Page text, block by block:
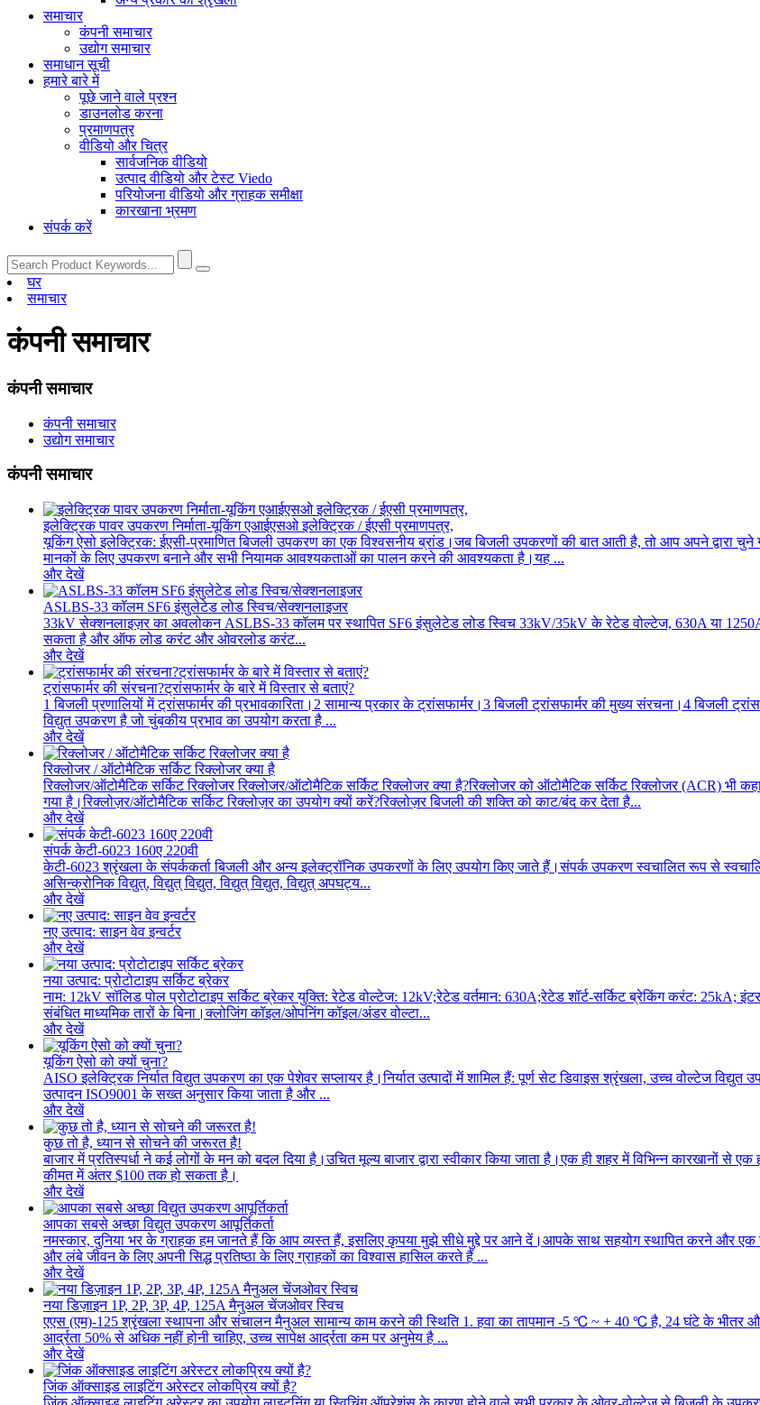
समाचार
कंपनी समाचार
उद्योग समाचार
समाधान सूची
हमारे बारे में
पूछे जाने वाले प्रश्न
डाउनलोड करना
प्रमाणपत्र
वीडियो और चित्र
सार्वजनिक वीडियो
उत्पाद वीडियो और टेस्ट Viedo
परियोजना वीडियो और ग्राहक समीक्षा
कारखाना भ्रमण
संपर्क करें
घर
समाचार
कंपनी समाचार
कंपनी समाचार
कंपनी समाचार
उद्योग समाचार
कंपनी समाचार
इलेक्ट्रिक पावर उपकरण निर्माता-यूकिंग एआईएसओ इलेक्ट्रिक / ईएसी प्रमाणपत्र,
यूकिंग ऐसो इलेक्ट्रिक: ईएसी-प्रमाणित बिजली उपकरण का एक विश्वसनीय ब्रांड।जब बिजली उपकरणों की बात आती है, तो आप अपने द्वारा
मानकों के लिए उपकरण बनाने और सभी नियामक आवश्यकताओं का पालन करने की आवश्यकता है।यह ...
और देखें
ASLBS-33 कॉलम SF6 इंसुलेटेड लोड स्विच/सेक्शनलाइजर
33kV सेक्शनलाइज़र का अवलोकन ASLBS-33 कॉलम पर स्थापित SF6 इंसुलेटेड लोड स्विच 33kV/35kV के रेटेड वोल्टेज, 630A या
सकता है और ऑफ लोड करंट और ओवरलोड करंट...
और देखें
ट्रांसफार्मर की संरचना?ट्रांसफार्मर के बारे में विस्तार से बताएं?
1 बिजली प्रणालियों में ट्रांसफार्मर की प्रभावकारिता।2 सामान्य प्रकार के ट्रांसफार्मर।3 बिजली ट्रांसफार्मर की मुख्य संरचना।4 बिजली
विद्युत उपकरण है जो चुंबकीय प्रभाव का उपयोग करता है ...
और देखें
रिक्लोजर / ऑटोमैटिक सर्किट रिक्लोजर क्या है
रिक्लोजर/ऑटोमैटिक सर्किट रिक्लोजर रिक्लोजर/ऑटोमैटिक सर्किट रिक्लोजर क्या है?रिक्लोजर को ऑटोमैटिक सर्किट रिक्लोजर (ACR)
गया है।रिक्लोज़र/ऑटोमैटिक सर्किट रिक्लोज़र का उपयोग क्यों करें?रिक्लोज़र बिजली की शक्ति को काट/बंद कर देता है...
और देखें
संपर्क केटी-6023 160ए 220वी
केटी-6023 श्रृंखला के संपर्ककर्ता बिजली और अन्य इलेक्ट्रॉनिक उपकरणों के लिए उपयोग किए जाते हैं।संपर्क उपकरण स्वचालित रूप से
असिन्क्रोनिक विद्युत्, विद्युत् विद्युत, विद्युत् विद्युत, विद्युत् अपघट्य...
और देखें
नए उत्पाद: साइन वेव इन्वर्टर
और देखें
नया उत्पाद: प्रोटोटाइप सर्किट ब्रेकर
नाम: 12kV सॉलिड पोल प्रोटोटाइप सर्किट ब्रेकर युक्ति: रेटेड वोल्टेज: 12kV;रेटेड वर्तमान: 630A;रेटेड शॉर्ट-सर्किट ब्रेकिंग करंट: 25kA;
संबंधित माध्यमिक तारों के बिना।क्लोजिंग कॉइल/ओपनिंग कॉइल/अंडर वोल्टा...
और देखें
यूकिंग ऐसो को क्यों चुना?
AISO इलेक्ट्रिक निर्यात विद्युत उपकरण का एक पेशेवर सप्लायर है।निर्यात उत्पादों में शामिल हैं: पूर्ण सेट डिवाइस श्रृंखला, उच्च वोल्टेज
उत्पादन ISO9001 के सख्त अनुसार किया जाता है और ...
और देखें
कुछ तो है, ध्यान से सोचने की जरूरत है!
बाजार में प्रतिस्पर्धा ने कई लोगों के मन को बदल दिया है।उचित मूल्य बाजार द्वारा स्वीकार किया जाता है।एक ही शहर में विभिन्न कारखानों से
कीमत में अंतर $100 तक हो सकता है।
और देखें
आपका सबसे अच्छा विद्युत उपकरण आपूर्तिकर्ता
नमस्कार, दुनिया भर के ग्राहक हम जानते हैं कि आप व्यस्त हैं, इसलिए कृपया मुझे सीधे मुद्दे पर आने दें।आपके साथ सहयोग स्थापित करने और एक
और लंबे जीवन के लिए अपनी सिद्ध प्रतिष्ठा के लिए ग्राहकों का विश्वास हासिल करते हैं ...
और देखें
नया डिज़ाइन 1P, 2P, 3P, 4P, 125A मैनुअल चेंजओवर स्विच
एएस (एम)-125 श्रृंखला स्थापना और संचालन मैनुअल सामान्य काम करने की स्थिति 1. हवा का तापमान -5 ℃ ~ + 40 ℃ है, 24 घंटे के भीतर
आर्द्रता 50% से अधिक नहीं होनी चाहिए, उच्च सापेक्ष आर्द्रता कम पर अनुमेय है ...
और देखें
जिंक ऑक्साइड लाइटिंग अरेस्टर लोकप्रिय क्यों है?